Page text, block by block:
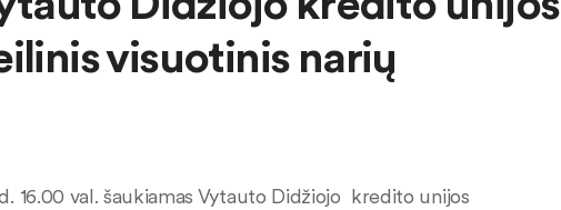
visuotinis narių
16.00 val. šaukiamas Vytauto Didžiojo kredito unijos